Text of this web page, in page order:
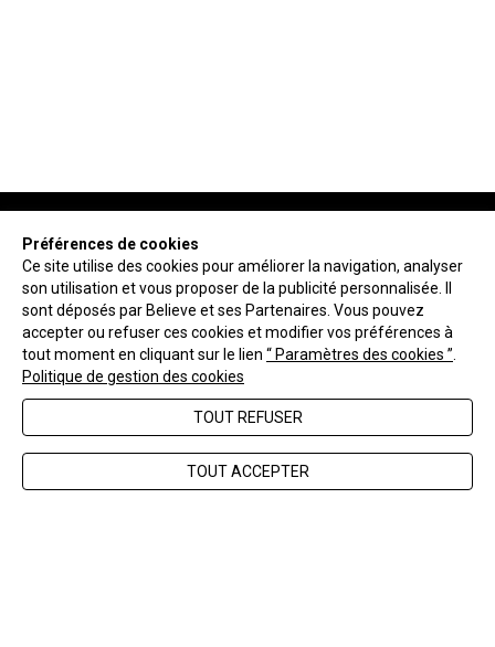
NEWSLETTER
ENVOYER
FAQ
Nous contacter
CGV
Préférences de cookies
Ce site utilise des cookies pour améliorer la navigation, analyser
son utilisation et vous proposer de la publicité personnalisée. Il
sont déposés par Believe et ses Partenaires. Vous pouvez
accepter ou refuser ces cookies et modifier vos préférences à
tout moment en cliquant sur le lien “ Paramètres des cookies ”
Politique de gestion des cookies
TOUT REFUSER
TOUT ACCEPTER